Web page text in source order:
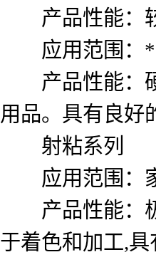
产品性能：较
应用范围：*,
产品性能：硬
用品。具有良好
射粘系列
应用范围：家
产品性能：极
于着色和加工,